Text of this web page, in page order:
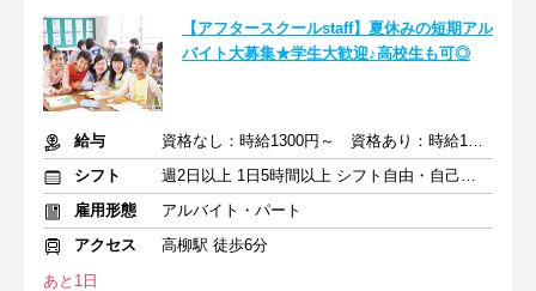
【アフタースクールstaff】夏休みの短期アル
バイト大募集★学生大歓迎♪高校生も可◎
給与
資格なし：時給1300円～ 資格あり：時給1400円～
シフト
週2日以上 1日5時間以上 シフト自由・自己申告
雇用形態
アルバイト・パート
アクセス
高柳駅 徒歩6分
あと1日